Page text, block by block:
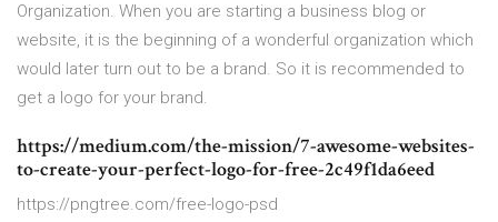
Organization. When you are starting a business blog or
website, it is the beginning of a wonderful organization which
would later turn out to be a brand. So it is recommended to
get a logo for your brand.
https://medium.com/the-mission/7-awesome-websites-
to-create-your-perfect-logo-for-free-2c49f1da6eed
https://pngtree.com/free-logo-psd